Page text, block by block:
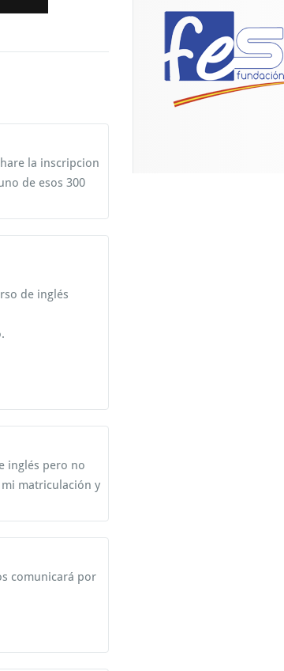
la inscripcion
de esos 300
de inglés
inglés pero no
matriculación y
comunicará por